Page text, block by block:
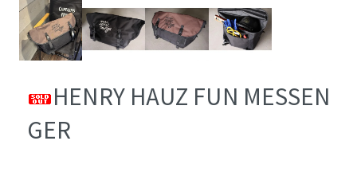
HENRY HAUZ FUN MESSEN
GER